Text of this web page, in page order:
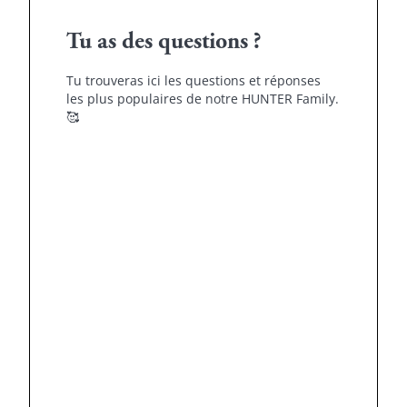
Tu as des questions ?
Tu trouveras ici les questions et réponses
les plus populaires de notre HUNTER Family.
🥰